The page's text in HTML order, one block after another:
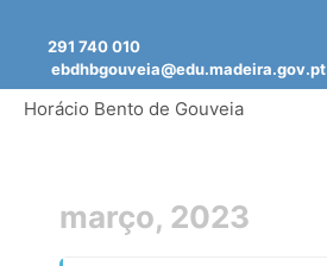
291 740 010
ebdhbgouveia@edu.madeira.gov.pt
Horácio Bento de Gouveia
março, 2023